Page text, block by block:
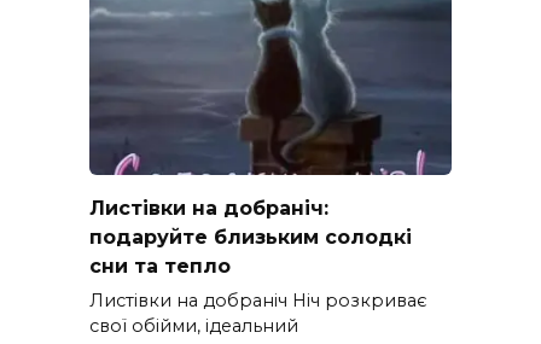
Листівки на добраніч:
подаруйте близьким солодкі
сни та тепло
Листівки на добраніч Ніч розкриває
свої обійми, ідеальний